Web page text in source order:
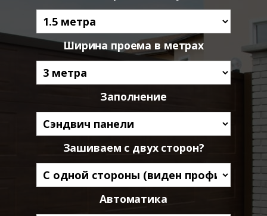
Ширина проема в метрах
Заполнение
Зашиваем с двух сторон?
Автоматика